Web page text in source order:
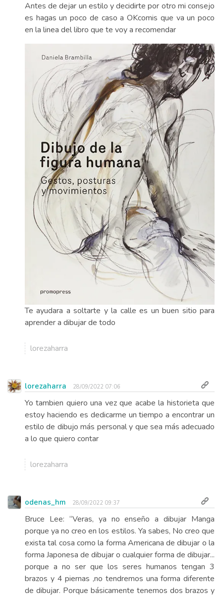
Antes de dejar un estilo y decidirte por otro mi consejo
es hagas un poco de caso a OKcomis que va un poco
en la linea del libro que te voy a recomendar
Te ayudara a soltarte y la calle es un buen sitio para
aprender a dibujar de todo
lorezaharra
lorezaharra 28/09/2022 07:06
Yo tambien quiero una vez que acabe la historieta que
estoy haciendo es dedicarme un tiempo a encontrar un
estilo de dibujo más personal y que sea más adecuado
a lo que quiero contar
lorezaharra
odenas_hm 28/09/2022 09:37
Bruce Lee: “Veras, ya no enseño a dibujar Manga
porque ya no creo en los estilos. Ya sabes, No creo que
exista tal cosa como la forma Americana de dibujar o la
forma Japonesa de dibujar o cualquier forma de dibujar...
porque a no ser que los seres humanos tengan 3
brazos y 4 piernas ,no tendremos una forma diferente
de dibujar. Porque básicamente tenemos dos brazos y